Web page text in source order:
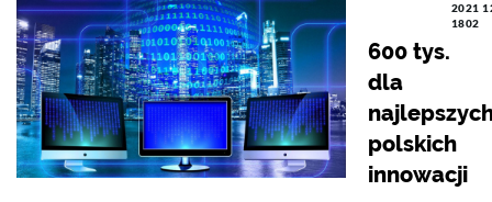
2021
1802
600 tys.
dla
polskich
innowacji